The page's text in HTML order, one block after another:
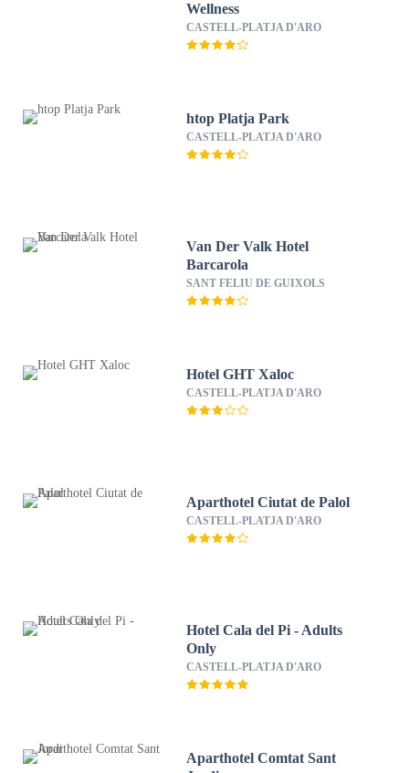
Wellness
CASTELL-PLATJA D'ARO
htop Platja Park
CASTELL-PLATJA D'ARO
Van Der Valk Hotel
Barcarola
SANT FELIU DE GUIXOLS
Hotel GHT Xaloc
CASTELL-PLATJA D'ARO
Aparthotel Ciutat de Palol
CASTELL-PLATJA D'ARO
Hotel Cala del Pi - Adults
Only
CASTELL-PLATJA D'ARO
Aparthotel Comtat Sant